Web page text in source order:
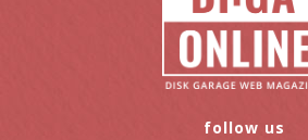
follow us